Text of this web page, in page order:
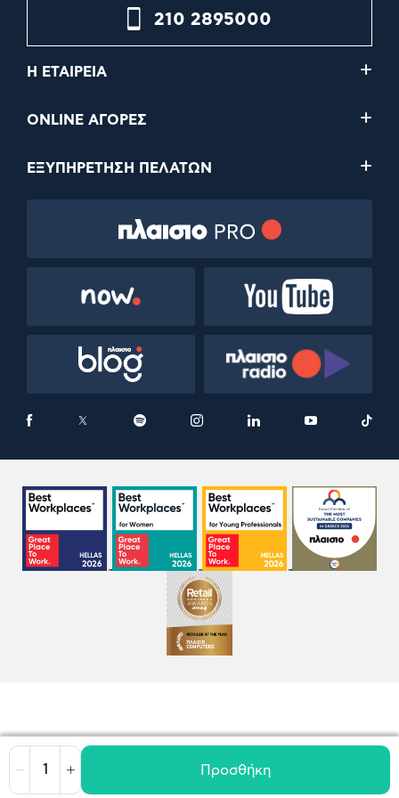
Μείωση Αύξηση Προσθήκη
210 2895000
Η ΕΤΑΙΡΕΙΑ
ONLINE ΑΓΟΡΕΣ
ΕΞΥΠΗΡΕΤΗΣΗ ΠΕΛΑΤΩΝ